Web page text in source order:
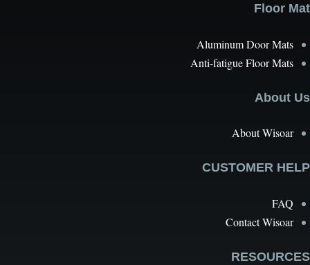
Floor
Aluminum Door Mats
Anti-fatigue Floor Mats
About
About Wisoar
CUSTOMER
FAQ
Contact Wisoar